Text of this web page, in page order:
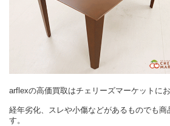
arflexの高価買取はチェリーズマーケットにお
経年劣化、スレや小傷などがあるものでも
す。